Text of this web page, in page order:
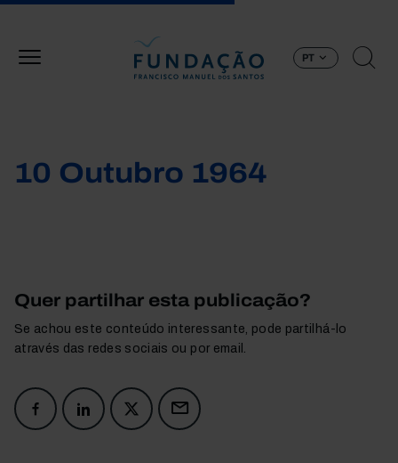
PT
10 Outubro 1964
Quer partilhar esta publicação?
Se achou este conteúdo interessante, pode partilhá-lo
através das redes sociais ou por email.